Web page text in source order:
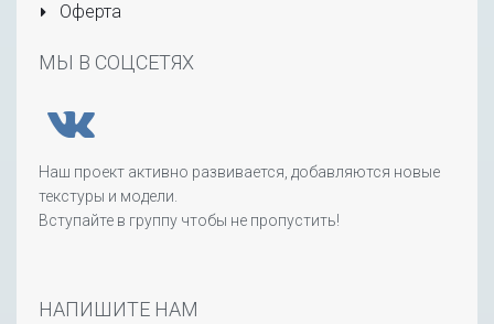
Оферта
МЫ В СОЦСЕТЯХ
Наш проект активно развивается, добавляются новые
текстуры и модели.
Вступайте в группу чтобы не пропустить!
НАПИШИТЕ НАМ